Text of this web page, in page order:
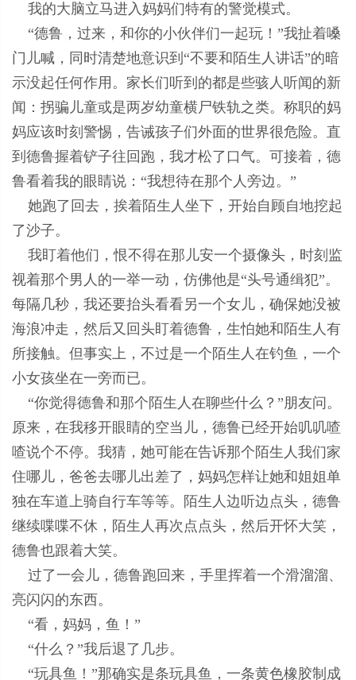
我的大脑立马进入妈妈们特有的警觉模式。
“德鲁，过来，和你的小伙伴们一起玩！”我扯着嗓
门儿喊，同时清楚地意识到“不要和陌生人讲话”的暗
示没起任何作用。家长们听到的都是些骇人听闻的新
闻：拐骗儿童或是两岁幼童横尸铁轨之类。称职的妈
妈应该时刻警惕，告诫孩子们外面的世界很危险。直
到德鲁握着铲子往回跑，我才松了口气。可接着，德
鲁看着我的眼睛说：“我想待在那个人旁边。”
她跑了回去，挨着陌生人坐下，开始自顾自地挖起
了沙子。
我盯着他们，恨不得在那儿安一个摄像头，时刻监
视着那个男人的一举一动，仿佛他是“头号通缉犯”。
每隔几秒，我还要抬头看看另一个女儿，确保她没被
海浪冲走，然后又回头盯着德鲁，生怕她和陌生人有
所接触。但事实上，不过是一个陌生人在钓鱼，一个
小女孩坐在一旁而已。
“你觉得德鲁和那个陌生人在聊些什么？”朋友问。
原来，在我移开眼睛的空当儿，德鲁已经开始叽叽喳
喳说个不停。我猜，她可能在告诉那个陌生人我们家
住哪儿，爸爸去哪儿出差了，妈妈怎样让她和姐姐单
独在车道上骑自行车等等。陌生人边听边点头，德鲁
继续喋喋不休，陌生人再次点点头，然后开怀大笑，
德鲁也跟着大笑。
过了一会儿，德鲁跑回来，手里挥着一个滑溜溜、
亮闪闪的东西。
“看，妈妈，鱼！”
“什么？”我后退了几步。
“玩具鱼！”那确实是条玩具鱼，一条黄色橡胶制成